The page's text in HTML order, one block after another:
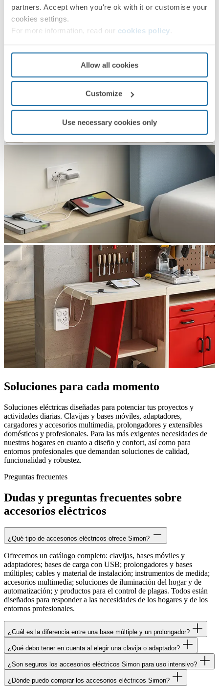
partners. Accept when you're ok with it or customise your
cookies settings.
For more information, read our cookies policy
Allow all cookies
Customize
Use necessary cookies only
Soluciones para cada momento
Soluciones eléctricas diseñadas para potenciar tus proyectos y
actividades diarias. Clavijas y bases móviles, adaptadores,
cargadores y accesorios multimedia, prolongadores y extensibles
domésticos y profesionales. Para las más exigentes necesidades de
nuestros hogares en cuanto a diseño y confort, así como para
entornos profesionales que demandan soluciones de calidad,
funcionalidad y robustez.
Preguntas frecuentes
Dudas y preguntas frecuentes sobre
accesorios eléctricos
¿Qué tipo de accesorios eléctricos ofrece Simon?
Ofrecemos un catálogo completo: clavijas, bases móviles y
adaptadores; bases de carga con USB; prolongadores y bases
múltiples; cables y material de instalación; instrumentos de medida;
accesorios multimedia; soluciones de iluminación del hogar y de
automatización; y productos para el control de plagas. Todos están
diseñados para responder a las necesidades de los hogares y de los
entornos profesionales.
¿Cuál es la diferencia entre una base múltiple y un prolongador?
¿Qué debo tener en cuenta al elegir una clavija o adaptador?
¿Son seguros los accesorios eléctricos Simon para uso intensivo?
¿Dónde puedo comprar los accesorios eléctricos Simon?